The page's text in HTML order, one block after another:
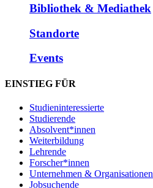
Bibliothek & Mediathek
Standorte
Events
EINSTIEG FÜR
Studieninteressierte
Studierende
Absolvent*innen
Weiterbildung
Lehrende
Forscher*innen
Unternehmen & Organisationen
Jobsuchende